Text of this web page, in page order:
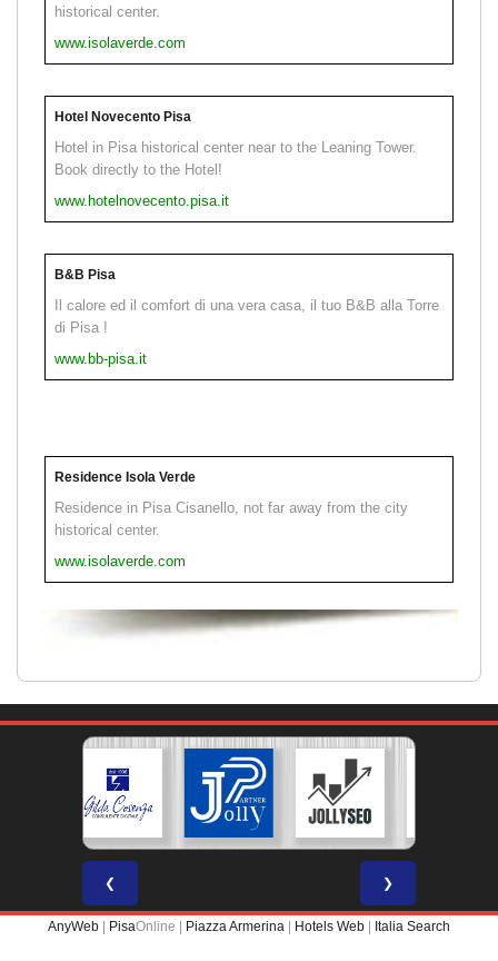
historical center.
www.isolaverde.com
Hotel Novecento Pisa
Hotel in Pisa historical center near to the Leaning Tower.
Book directly to the Hotel!
www.hotelnovecento.pisa.it
B&B Pisa
Il calore ed il comfort di una vera casa, il tuo B&B alla Torre
di Pisa !
www.bb-pisa.it
Residence Isola Verde
Residence in Pisa Cisanello, not far away from the city
historical center.
www.isolaverde.com
❮ ❯
AnyWeb PisaOnline | Piazza Armerina Hotels Web Italia Search